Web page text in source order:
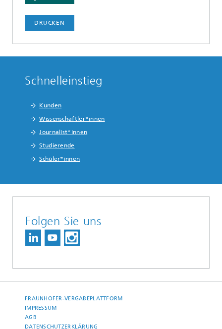
DRUCKEN
Schnelleinstieg
Kunden
Wissenschaftler*innen
Journalist*innen
Studierende
Schüler*innen
Folgen Sie uns
FRAUNHOFER-VERGABEPLATTFORM
IMPRESSUM
AGB
DATENSCHUTZERKLÄRUNG